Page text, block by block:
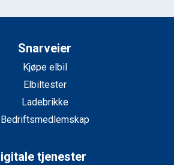
Snarveier
Kjøpe elbil
Elbiltester
Ladebrikke
Bedriftsmedlemskap
tjenester